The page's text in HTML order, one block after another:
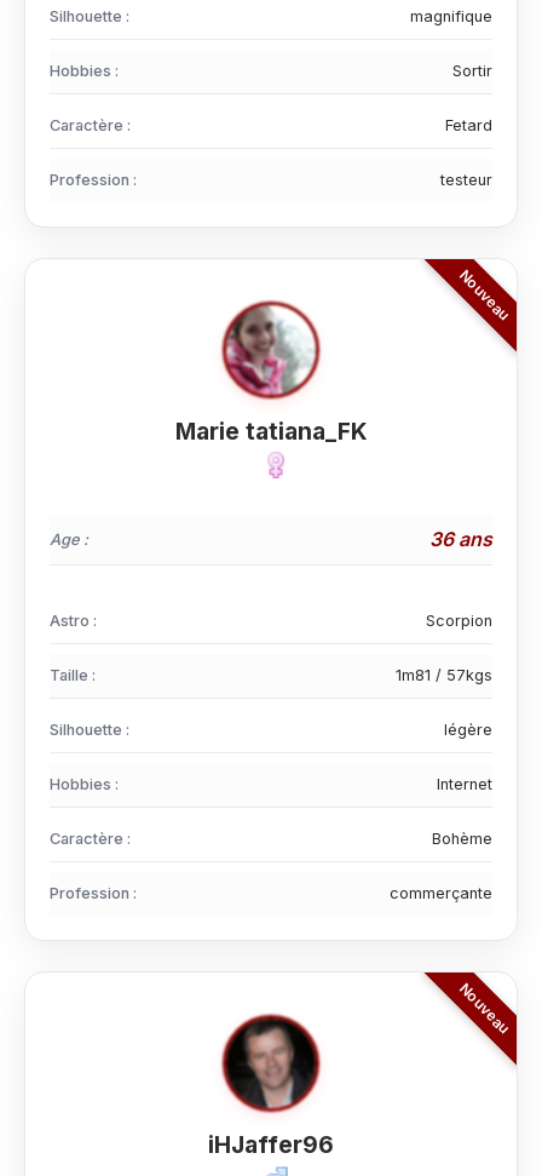
Silhouette : magnifique
Hobbies : Sortir
Caractère : Fetard
Profession : testeur
Marie tatiana_FK
Age : 36 ans
Astro : Scorpion
Taille : 1m81 / 57kgs
Silhouette : légère
Hobbies : Internet
Caractère : Bohème
Profession : commerçante
iHJaffer96